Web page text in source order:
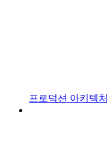
프로덕션 아키텍처